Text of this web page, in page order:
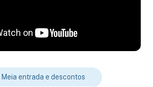
Meia entrada e descontos